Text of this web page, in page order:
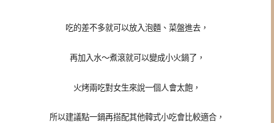
吃的差不多就可以放入泡麵、菜盤進去，
再加入水～煮滾就可以變成小火鍋了，
火烤兩吃對女生來說一個人會太飽，
所以建議點一鍋再搭配其他韓式小吃會比較適合，